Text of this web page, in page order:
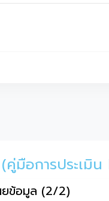
(คู่มือการประเมิ
ยข้อมูล (2/2)